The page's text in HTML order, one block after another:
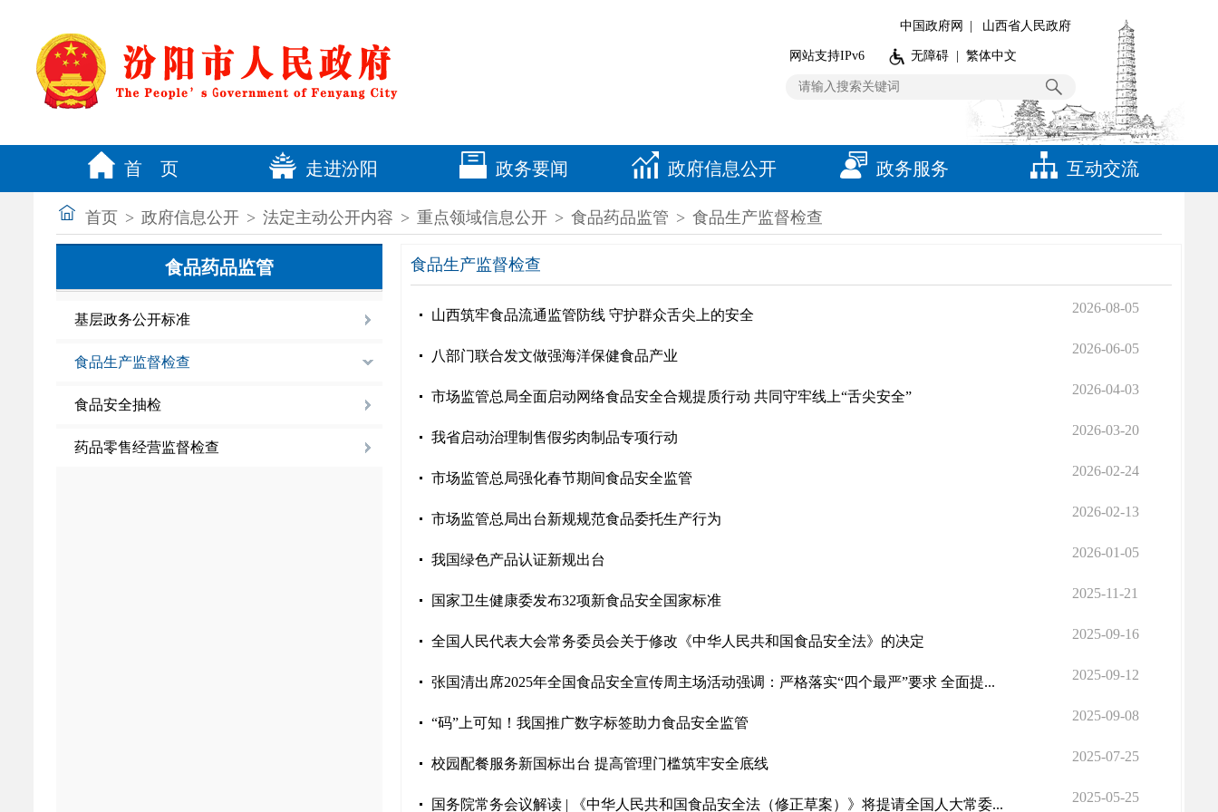
中国政府网 山西省人民政府
网站支持IPv6 无障碍 繁体中文
首 页 走进汾阳 政务要闻 政府信息公开 政务服务 互动交流
首页 > 政府信息公开 > 法定主动公开内容 > 重点领域信息公开 > 食品药品监管 > 食品生产监督检查
食品药品监管
基层政务公开标准
食品生产监督检查
食品安全抽检
药品零售经营监督检查
食品生产监督检查
山西筑牢食品流通监管防线 守护群众舌尖上的安全 2026-08-05
八部门联合发文做强海洋保健食品产业 2026-06-05
市场监管总局全面启动网络食品安全合规提质行动 共同守牢线上“舌尖安全” 2026-04-03
我省启动治理制售假劣肉制品专项行动 2026-03-20
市场监管总局强化春节期间食品安全监管 2026-02-24
市场监管总局出台新规规范食品委托生产行为 2026-02-13
我国绿色产品认证新规出台 2026-01-05
国家卫生健康委发布32项新食品安全国家标准 2025-11-21
全国人民代表大会常务委员会关于修改《中华人民共和国食品安全法》的决定 2025-09-16
张国清出席2025年全国食品安全宣传周主场活动强调：严格落实“四个最严”要求 全面提... 2025-09-12
“码”上可知！我国推广数字标签助力食品安全监管 2025-09-08
校园配餐服务新国标出台 提高管理门槛筑牢安全底线 2025-07-25
国务院常务会议解读 | 《中华人民共和国食品安全法（修正草案）》将提请全国人大常委... 2025-05-25